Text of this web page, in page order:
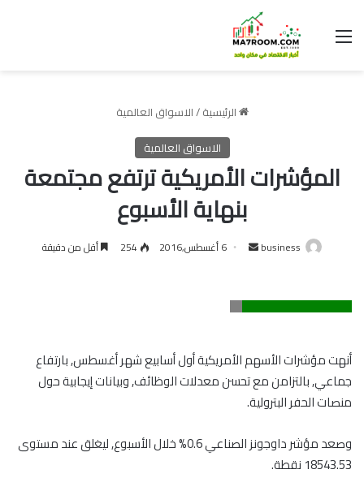
القائمة
الرئيسية/الاسواق العالمية
الاسواق العالمية
المؤشرات الأمريكية ترتفع مجتمعة
بنهاية الأسبوع
business
أرسل 6 أغسطس,2016 254 أقل من دقيقة
أنهت مؤشرات الأسهم الأمريكية أول أسابيع شهر أغسطس, بارتفاع
جماعي, بالتزامن مع تحسن معدلات الوظائف, وبيانات إيجابية حول
منصات الحفر البترولية.
وصعد مؤشر داوجونز الصناعي 0.6% خلال الأسبوع, ليغلق عند مستوى
18543.53 نقطة.